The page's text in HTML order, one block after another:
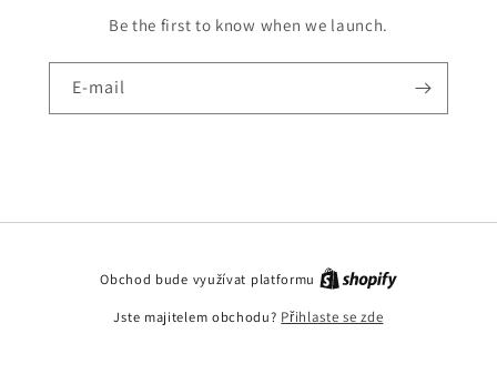
Be the first to know when we launch.
E-mail
Obchod bude využívat platformu
Jste majitelem obchodu? Přihlaste se zde